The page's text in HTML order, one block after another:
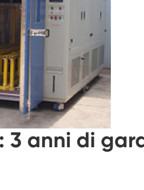
di prova per il degrado
di condizionamento
di umidità Walk In
di temperatura
di umidità calda e fredda
anni di